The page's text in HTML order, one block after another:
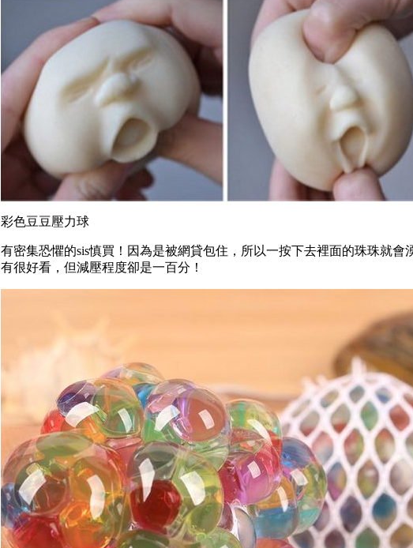
彩色豆豆壓力球
有密集恐懼的sis慎買！因為是被網貸包住，所以一按下去裡面的珠珠就會
有很好看，但減壓程度卻是一百分！